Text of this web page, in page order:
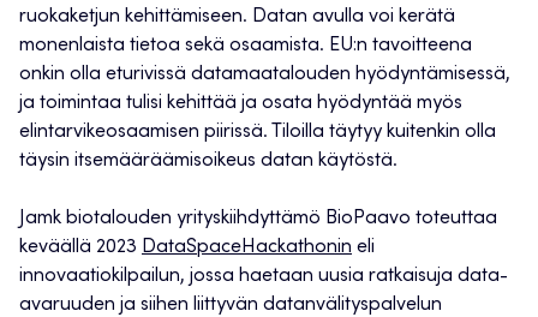
ruokaketjun kehittämiseen. Datan avulla voi kerätä
monenlaista tietoa sekä osaamista. EU:n tavoitteena
onkin olla eturivissä datamaatalouden hyödyntämisessä,
ja toimintaa tulisi kehittää ja osata hyödyntää myös
elintarvikeosaamisen piirissä. Tiloilla täytyy kuitenkin olla
täysin itsemääräämisoikeus datan käytöstä.
Jamk biotalouden yrityskiihdyttämö BioPaavo toteuttaa
keväällä 2023 DataSpaceHackathonin eli
innovaatiokilpailun, jossa haetaan uusia ratkaisuja data-
avaruuden ja siihen liittyvän datanvälityspalvelun